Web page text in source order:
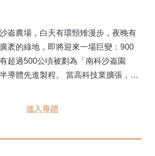
崙農場，白天有環頸雉漫步，夜晚有
袤的綠地，即將迎來一場巨變：900
超過500公頃被劃為「南科沙崙園
導體先進製程。 當高科技業擴張，遇
境資訊中心》邀請讀者們一同走進沙
進入專題